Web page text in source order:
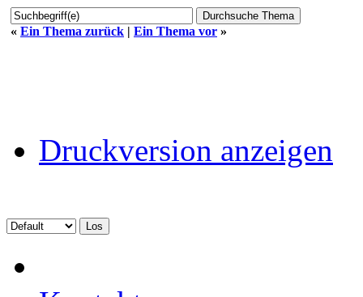
« Ein Thema zurück | Ein Thema vor »
Druckversion anzeigen